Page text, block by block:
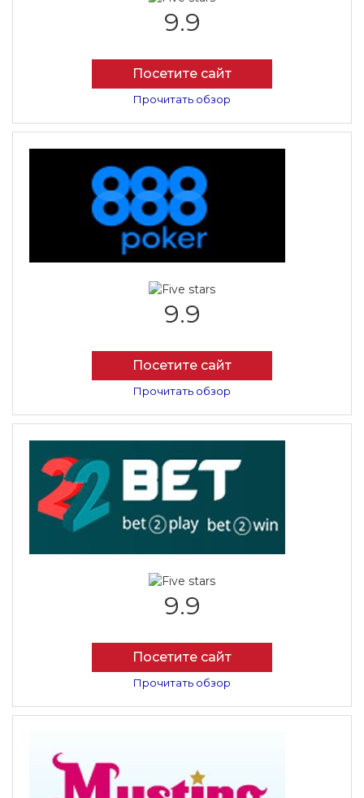
9.9
Посетите сайт
Прочитать обзор
9.9
Посетите сайт
Прочитать обзор
9.9
Посетите сайт
Прочитать обзор